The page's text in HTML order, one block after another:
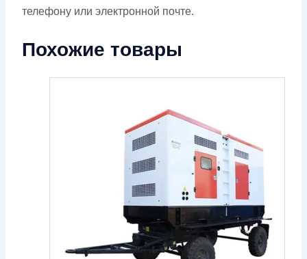
телефону или электронной почте.
Похожие товары